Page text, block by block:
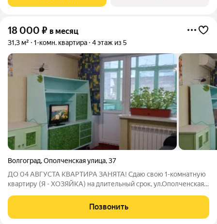
18 000 ₽ в месяц
31,3 м² 1-комн. квартира 4 этаж из 5
Волгоград,Ополченская улица,37
ДО 04 АВГУСТА КВАРТИРА ЗАНЯТА! Сдаю свою 1-комнатную
квартиру (Я - ХОЗЯЙКА) на длительный срок, ул.Ополченская,
Батова). Освобождается квартира в конце августа! Квартира
сдаётся предпочтительно
Позвонить